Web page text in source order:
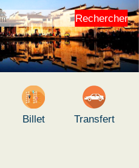
Rechercher
Billet Transfert